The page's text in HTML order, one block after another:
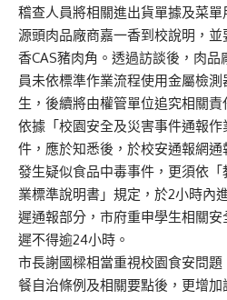
稽查人員將相關進出貨單據及菜
源頭肉品廠商嘉一香到校說明，
香CAS豬肉角。透過訪談後，肉
員未依標準作業流程使用金屬檢
生，後續將由權管單位追究相關責
依據「校園安全及災害事件通報
件，應於知悉後，於校安通報網
發生疑似食品中毒事件，更須依
業標準說明書」規定，於2小時內
遲通報部分，市府重申學生相關
遲不得逾24小時。
市長謝國樑相當重視校園食安問
餐自治條例及相關要點後，更增